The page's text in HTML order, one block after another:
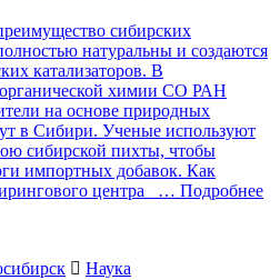
сибирских
натуральны и создаются
катализаторов. В
химии СО РАН
на основе природных
в Сибири. Ученые используют
сибирской пихты, чтобы
импортных добавок. Как
центра
… Подробнее
Наука